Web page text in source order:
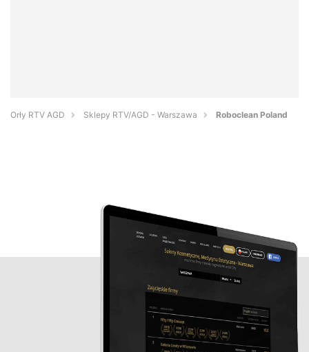
Orły RTV AGD Sklepy RTV/AGD - Warszawa Roboclean Poland